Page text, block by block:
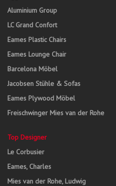
Aluminium Group
LC Grand Confort
Eames Plastic Chairs
Eames Lounge Chair
Barcelona Möbel
Jacobsen Stühle & Sofas
Eames Plywood Möbel
Freischwinger Mies van der Rohe
Top Designer
Le Corbusier
Eames, Charles
Mies van der Rohe, Ludwig